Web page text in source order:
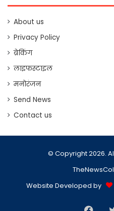
About us
Privacy Policy
ब्रेकिंग
लाइफस्टाइल
मनोरंजन
Send News
Contact us
© Copyright 2026.
Website Developed by